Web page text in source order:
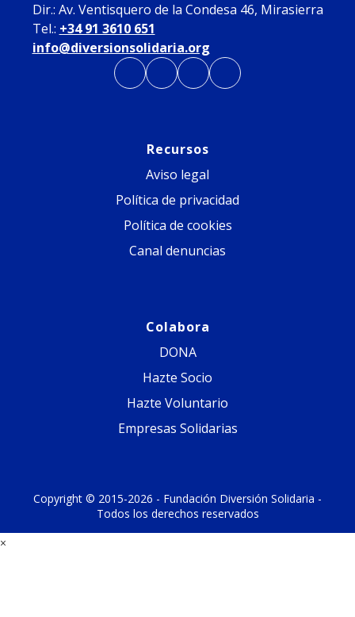
Dir.: Av. Ventisquero de la Condesa 46, Mirasierra
Tel.: +34 91 3610 651
info@diversionsolidaria.org
Recursos
Aviso legal
Política de privacidad
Política de cookies
Canal denuncias
Colabora
DONA
Hazte Socio
Hazte Voluntario
Empresas Solidarias
Copyright © 2015-2026 - Fundación Diversión Solidaria -
Todos los derechos reservados
×